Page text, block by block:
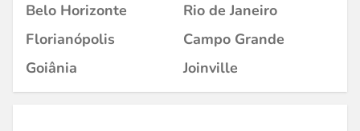
Belo Horizonte
Rio de Janeiro
Florianópolis
Campo Grande
Goiânia
Joinville